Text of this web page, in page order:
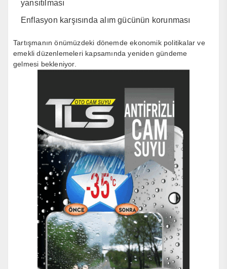
yansıtılması
Enflasyon karşısında alım gücünün korunması
Tartışmanın önümüzdeki dönemde ekonomik politikalar ve
emekli düzenlemeleri kapsamında yeniden gündeme
gelmesi bekleniyor.